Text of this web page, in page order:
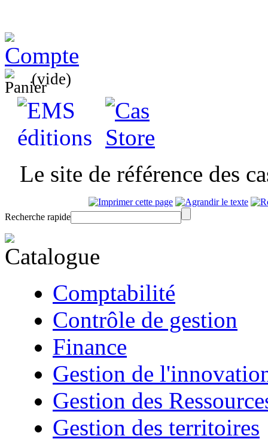
(vide)
Le site de référence des
Recherche rapide
Comptabilité
Contrôle de gestion
Finance
Gestion de
Gestion des
Gestion des territoires